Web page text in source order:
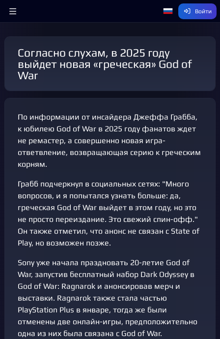
Войти
Согласно слухам, в 2025 году
выйдет новая «греческая» God of
War
По информации от инсайдера Джеффа Грабба,
к юбилею God of War в 2025 году фанатов ждет
не ремастер, а совершенно новая игра-
ответвление, возвращающая серию к греческим
корням.
Грабб подчеркнул в социальных сетях: "Много
вопросов, и я попытался узнать больше: да,
греческая God of War выйдет в этом году, но это
не просто переиздание. Это свежий спин-офф."
Он также отметил, что анонс не связан с State of
Play, но возможен позже.
Sony уже начала праздновать 20-летие God of
War, запустив бесплатный набор Dark Odyssey в
God of War: Ragnarok и анонсировав мерч и
выставки. Ragnarok также стала частью
PlayStation Plus в январе, тогда же были
отменены две онлайн-игры, предположительно
одна из них была связана с God of War.